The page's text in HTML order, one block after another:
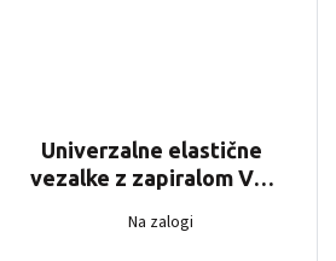
Univerzalne elastične
vezalke z zapiralom VM
Na zalogi